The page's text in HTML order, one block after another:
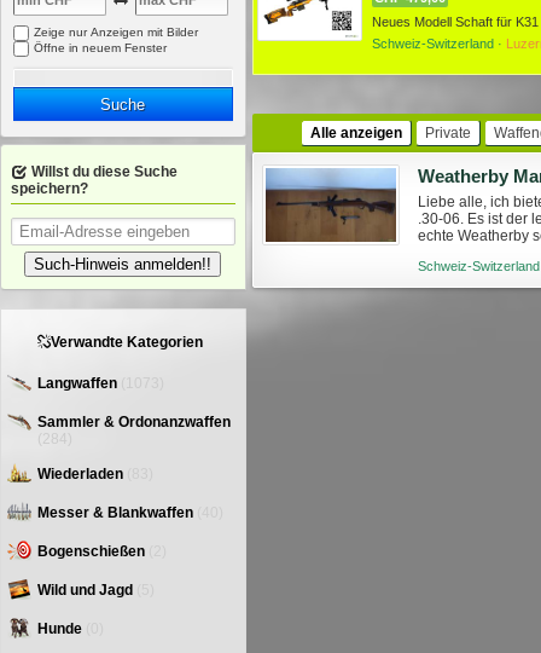
Schweiz-Switzerland ·
Alle anzeigen Private
Weatherby
Liebe alle, ich
.30-06. Es ist der
echte Weatherby
Schweiz-
Zeige nur Anzeigen mit Bilder
Öffne in neuem Fenster
Suche
Willst du diese Suche
speichern?
Such-Hinweis anmelden!!
Verwandte Kategorien
Langwaffen
Sammler & Ordonanzwaffen
(284)
Wiederladen
Messer & Blankwaffen
Bogenschießen
Wild und Jagd
Hunde